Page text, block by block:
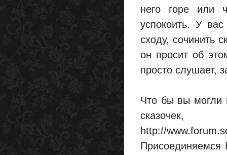
него горе или
успокоить. У
сходу, сочинить
он просит об
просто слушает,
Что бы вы могли
http://